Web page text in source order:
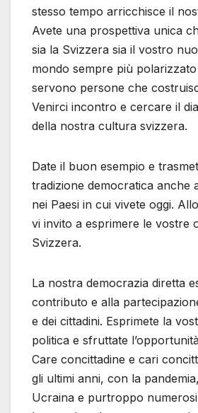
stesso tempo arricchisce il
Avete una prospettiva unica
sia la Svizzera sia il vostro
mondo sempre più
servono persone che
Venirci incontro e cercare il
della nostra cultura svizzera.
Date il buon esempio e
tradizione democratica anche
nei Paesi in cui vivete oggi.
vi invito a esprimere le vostre
Svizzera.
La nostra democrazia diretta
contributo e alla
e dei cittadini. Esprimete la
politica e sfruttate
Care concittadine e cari
gli ultimi anni, con la
Ucraina e purtroppo